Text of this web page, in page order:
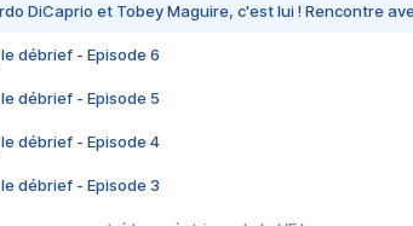
DiCaprio et Tobey Maguire, c'est lui ! Rencontre
débrief - Episode 6
débrief - Episode 5
débrief - Episode 4
débrief - Episode 3